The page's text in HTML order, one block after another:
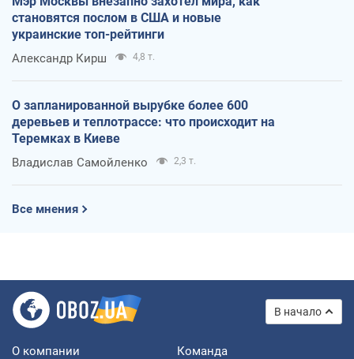
становятся послом в США и новые
украинские топ-рейтинги
Александр Кирш 4,8 т.
О запланированной вырубке более 600
деревьев и теплотрассе: что происходит на
Теремках в Киеве
Владислав Самойленко 2,3 т.
Все мнения
В начало
О компании Команда